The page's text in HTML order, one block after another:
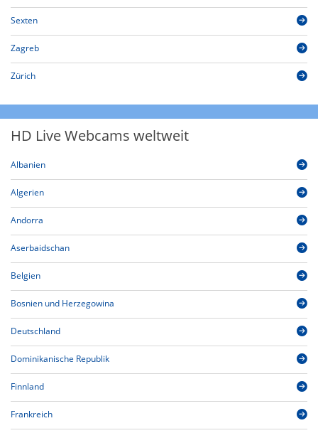
Sexten
Zagreb
Zürich
HD Live Webcams weltweit
Albanien
Algerien
Andorra
Aserbaidschan
Belgien
Bosnien und Herzegowina
Deutschland
Dominikanische Republik
Finnland
Frankreich